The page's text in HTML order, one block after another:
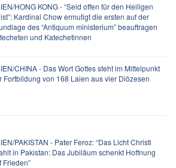
HONG KONG - “Seid offen für den Heiligen
Kardinal Chow ermutigt die ersten auf der
des “Antiquum ministerium” beauftragen
und Katechetinnen
CHINA - Das Wort Gottes steht im Mittelpunkt
Fortbildung von 168 Laien aus vier Diözesen
PAKISTAN - Pater Feroz: “Das Licht Christi
in Pakistan: Das Jubiläum schenkt Hoffnung
Frieden”